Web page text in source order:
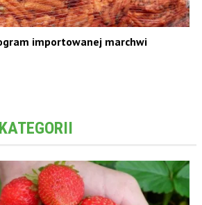
importowanej marchwi